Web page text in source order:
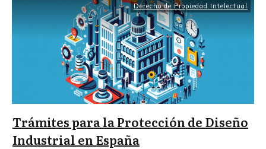
Derecho de Propiedad Intelectual
Trámites para la Protección de Diseño
Industrial en España